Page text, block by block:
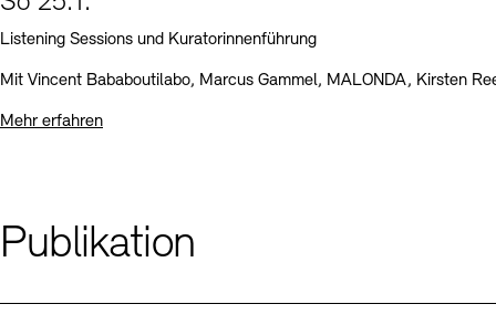
Listening Sessions und Kuratorinnenführung
Mit Vincent Bababoutilabo, Marcus Gammel, MALONDA, Kirsten
Mehr erfahren
Publikation